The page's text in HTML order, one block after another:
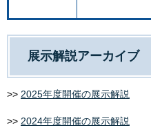
展示解説アーカイブ
>> 2025年度開催の展示解説
>> 2024年度開催の展示解説